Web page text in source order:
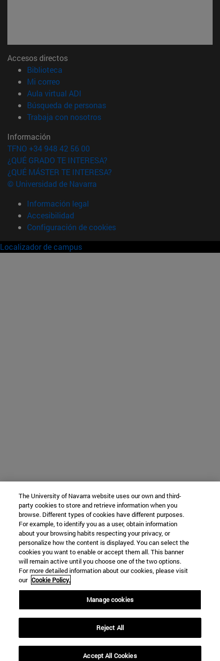
Accesos directos
Biblioteca
Mi correo(abre en nueva ventana)
Aula virtual ADI
Búsqueda de personas(abre en nueva ventana)
Trabaja con nosotros(abre en nueva ventana)
Información
TFNO +34 948 42 56 00
¿QUÉ GRADO TE INTERESA?
¿QUÉ MÁSTER TE INTERESA?
© Universidad de Navarra
Información legal
Accesibilidad
Configuración de cookies
Localizador de campus
The University of Navarra website uses our own and third-
party cookies to store and retrieve information when you
browse. Different types of cookies have different purposes.
For example, to identify you as a user, obtain information
about your browsing habits respecting your privacy, or
personalize how the content is displayed. You can select the
cookies you want to enable or accept them all. This banner
will remain active until you choose one of the two options.
For more detailed information about our cookies, please visit
our Cookie Policy.
Manage cookies
Reject All
Accept All Cookies